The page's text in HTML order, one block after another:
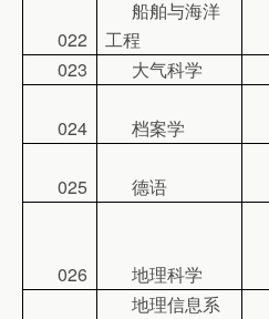
022
船舶与海洋
工程
023
大气科学
024 档案学
025 德语
026 地理科学
地理信息系